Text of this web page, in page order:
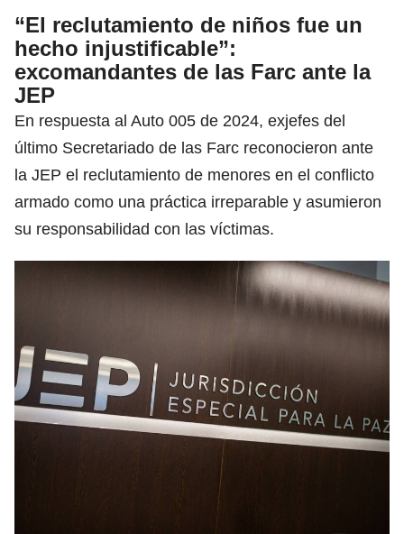
“El reclutamiento de niños fue un
hecho injustificable”:
excomandantes de las Farc ante la
JEP
En respuesta al Auto 005 de 2024, exjefes del
último Secretariado de las Farc reconocieron ante
la JEP el reclutamiento de menores en el conflicto
armado como una práctica irreparable y asumieron
su responsabilidad con las víctimas.